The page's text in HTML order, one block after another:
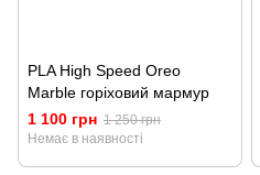
PLA High Speed Oreo
Marble горіховий мармур
1 100 грн 1 250 грн
Немає в наявності